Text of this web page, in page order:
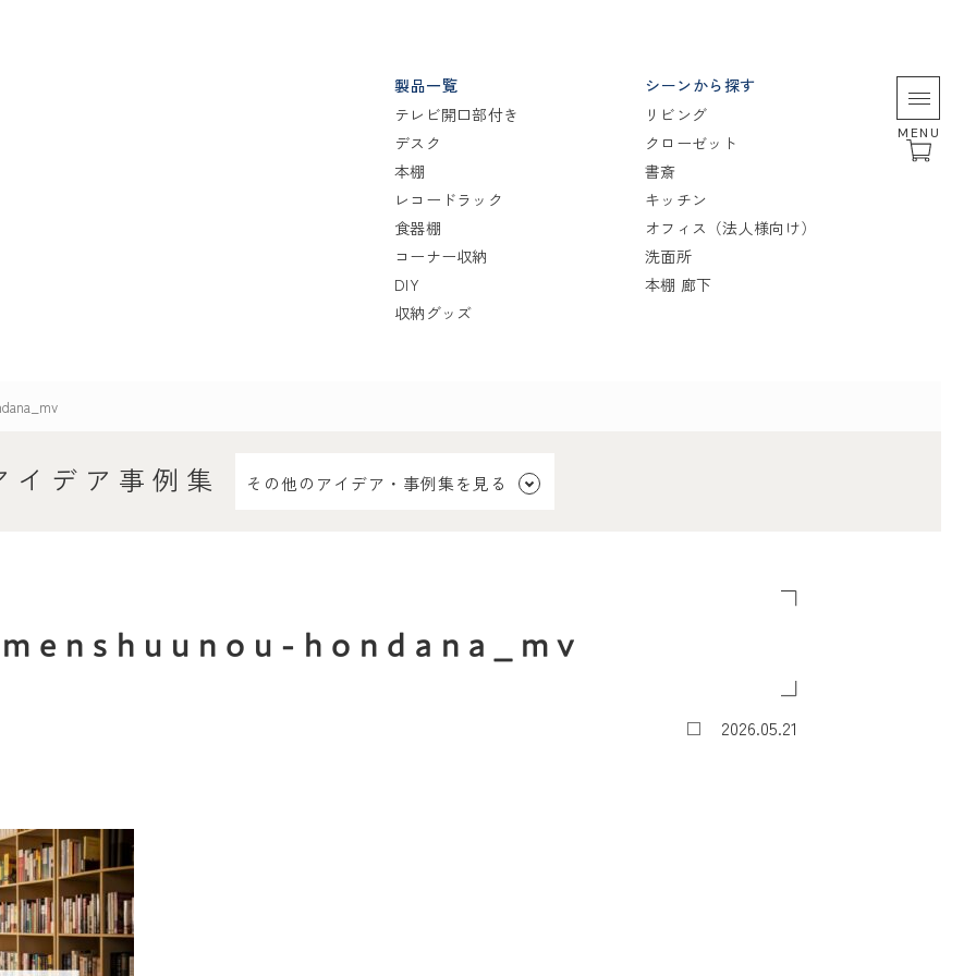
製品一覧
テレビ開口部付き
デスク
本棚
レコードラック
食器棚
コーナー収納
DIY
収納グッズ
シーンから探す
リビング
クローゼット
書斎
キッチン
オフィス（法人様向け）
洗面所
本棚 廊下
MENU
イデア事例集 その他のアイデア・事例集を見る
hondana_mv
2026.05.21